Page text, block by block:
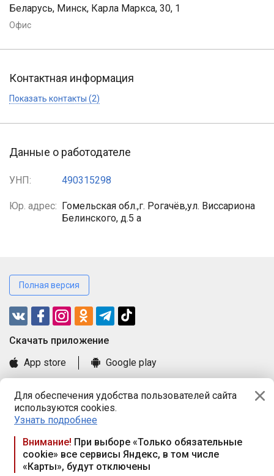
Для обеспечения удобства пользователей сайта
используются cookies.
Узнать подробнее
Внимание! При выборе «Только обязательные
cookie» все сервисы Яндекс, в том числе
«Карты», будут отключены
Беларусь, Минск, Карла Маркса, 30, 1
Офис
Контактная информация
Показать контакты (2)
Данные о работодателе
УНП: 490315298
Юр. адрес:
Гомельская обл.,г. Рогачёв,ул. Виссариона
Белинского, д.5 а
Полная версия
Cкачать приложение
App store
Google play
Книга замечаний и предложений
Правила и документы
Praca.by © 2000—2026, ООО «ПРАЦА БАЙ»
Республика Беларусь, 220114, г. Минск, пр-т Независимости
117а, пом. № 9.